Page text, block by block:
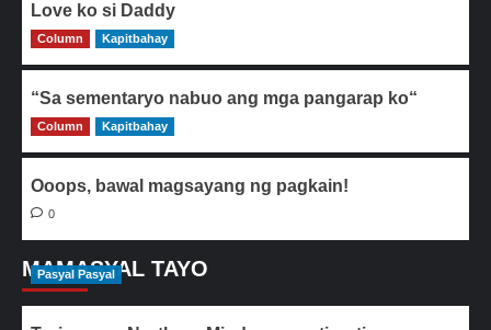
Love ko si Daddy
0
Column Kapitbahay
“Sa sementaryo nabuo ang mga pangarap ko“
0
Column Kapitbahay
Ooops, bawal magsayang ng pagkain!
0
MAMASYAL TAYO
Pasyal Pasyal